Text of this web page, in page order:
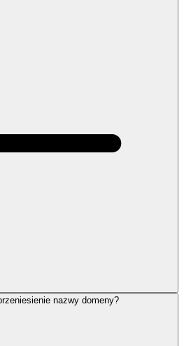
nazwy domeny?